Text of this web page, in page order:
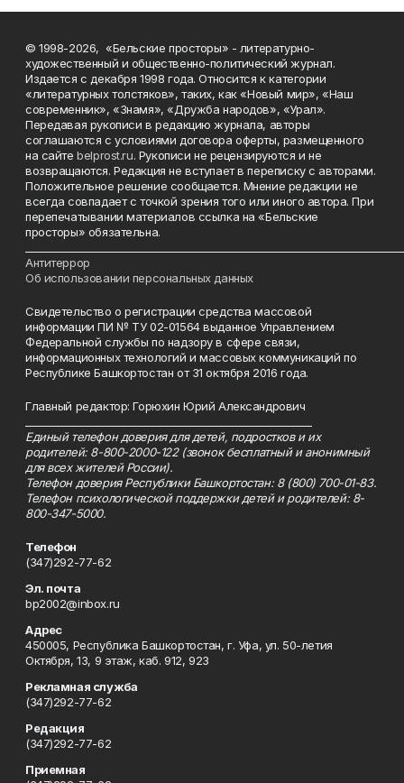
© 1998-2026, «Бельские просторы» - литературно-
художественный и общественно-политический журнал.
Издается с декабря 1998 года. Относится к категории
«литературных толстяков», таких, как «Новый мир», «Наш
современник», «Знамя», «Дружба народов», «Урал».
Передавая рукописи в редакцию журнала, авторы
соглашаются с условиями договора оферты, размещенного
на сайтеbelprost.ru. Рукописи не рецензируются и не
возвращаются. Редакция не вступает в переписку с авторами.
Положительное решение сообщается. Мнение редакции не
всегда совпадает с точкой зрения того или иного автора. При
перепечатывании материалов ссылка на «Бельские
просторы» обязательна.
Антитеррор
Об использовании персональных данных
Свидетельство о регистрации средства массовой
информации ПИ № ТУ 02-01564 выданное Управлением
Федеральной службы по надзору в сфере связи,
информационных технологий и массовых коммуникаций по
Республике Башкортостан от 31 октября 2016 года.
Главный редактор: Горюхин Юрий Александрович
Единый телефон доверия для детей, подростков и их
родителей: 8-800-2000-122 (звонок бесплатный и анонимный
для всех жителей России).
Телефон доверия Республики Башкортостан: 8 (800) 700-01-83.
Телефон психологической поддержки детей и родителей: 8-
800-347-5000.
Телефон
(347)292-77-62
Эл. почта
bp2002@inbox.ru
Адрес
450005, Республика Башкортостан, г. Уфа, ул. 50-летия
Октября, 13, 9 этаж, каб. 912, 923
Рекламная служба
(347)292-77-62
Редакция
(347)292-77-62
Приемная